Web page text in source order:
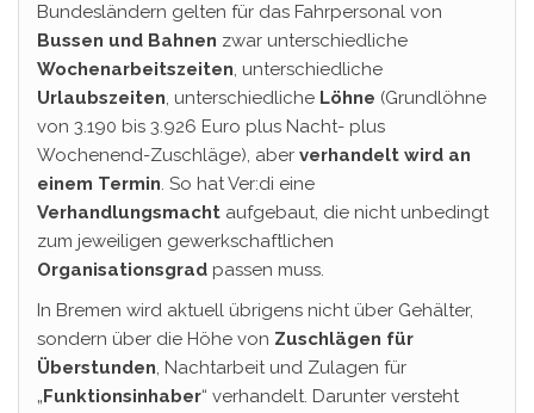
Bundesländern gelten für das Fahrpersonal von
Bussen und Bahnen zwar unterschiedliche
Wochenarbeitszeiten, unterschiedliche
Urlaubszeiten, unterschiedliche Löhne (Grundlöhne
von 3.190 bis 3.926 Euro plus Nacht- plus
Wochenend-Zuschläge), aber verhandelt wird an
einem Termin. So hat Ver:di eine
Verhandlungsmacht aufgebaut, die nicht unbedingt
zum jeweiligen gewerkschaftlichen
Organisationsgrad passen muss.
In Bremen wird aktuell übrigens nicht über Gehälter,
sondern über die Höhe von Zuschlägen für
Überstunden, Nachtarbeit und Zulagen für
„Funktionsinhaber“ verhandelt. Darunter versteht